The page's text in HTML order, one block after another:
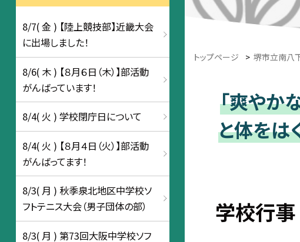
トップページ > 堺市立南八
「爽やか
と体をは
学校行事
8/7( 金 ) 【陸上競技部】近畿大会
に出場しました！
8/6( 木 ) 【８月６日（木）】部活動
がんばっています！
8/4( 火 ) 学校閉庁日について
8/4( 火 ) 【８月４日（火）】部活動
がんばってます！
8/3( 月 ) 秋季泉北地区中学校ソ
フトテニス大会（男子団体の部）
8/3( 月 ) 第73回大阪中学校ソフ